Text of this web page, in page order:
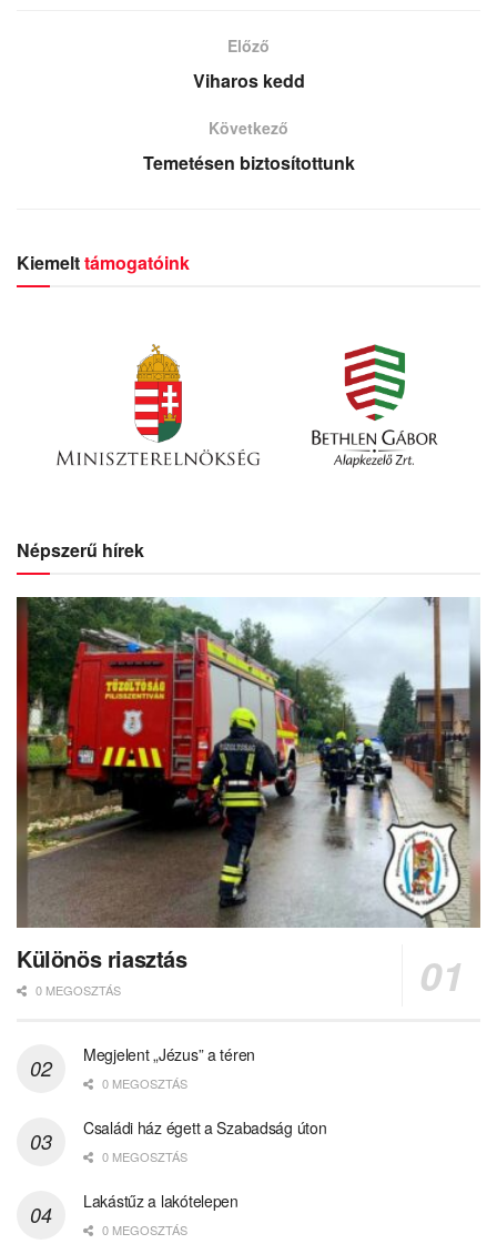
Előző
Viharos kedd
Következő
Temetésen biztosítottunk
Kiemelttámogatóink
Népszerű hírek
Különös riasztás
0 MEGOSZTÁS
Megjelent „Jézus” a téren
0 MEGOSZTÁS
Családi ház égett a Szabadság úton
0 MEGOSZTÁS
Lakástűz a lakótelepen
0 MEGOSZTÁS